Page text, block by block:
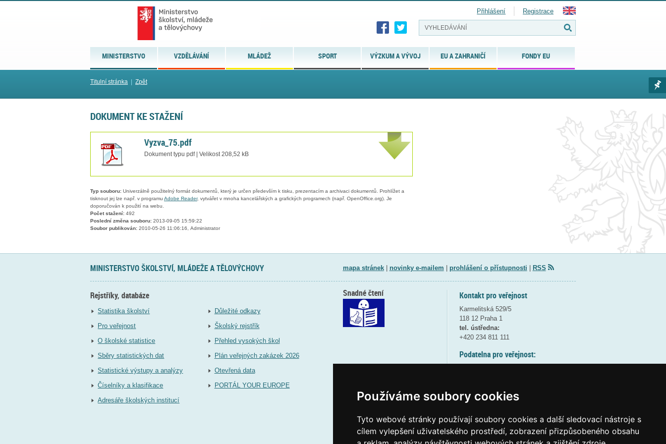
Používáme soubory cookies
Tyto webové stránky používají soubory cookies a další sledovací nástroje s
cílem vylepšení uživatelského prostředí, zobrazení přizpůsobeného obsahu
MINISTERSTVO VZDĚLÁVÁNÍ MLÁDEŽ SPORT VÝZKUM A VÝVOJ EU A ZAHRANIČÍ FONDY EU
Přihlášení Registrace
Titulní stránka Zpět
DOKUMENT KE STAŽENÍ
Vyzva_75.pdf
Dokument typu pdf | Velikost 208,52 kB
Typ souboru: Univerzálně použitelný formát dokumentů, který je určen především k tisku, prezentacím a archivaci dokumentů. Prohlížet a
tisknout jej lze např. v programu Adobe Reader, vytvářet v mnoha kancelářských a grafických programech (např. OpenOffice.org). Je
doporučován k použití na webu.
Počet stažení: 492
Poslední změna souboru: 2013-09-05 15:59:22
Soubor publikován: 2010-05-26 11:06:16, Administrator
MINISTERSTVO ŠKOLSTVÍ, MLÁDEŽE A TĚLOVÝCHOVY mapa stránek| novinky e-mailem prohlášení o přístupnosti RSS
Rejstříky, databáze
Statistika školství
Pro veřejnost
O školské statistice
Sběry statistických dat
Statistické výstupy a analýzy
Číselníky a klasifikace
Adresáře školských institucí
Důležité odkazy
Školský rejstřík
Přehled vysokých škol
Plán veřejných zakázek 2026
Otevřená data
PORTÁL YOUR EUROPE
Kontakt pro veřejnost
Karmelitská 529/5
118 12 Praha 1
tel. ústředna:
+420 234 811 111
Podatelna pro veřejnost:
(více informací
Elektronická podatelna:
Snadné čtení